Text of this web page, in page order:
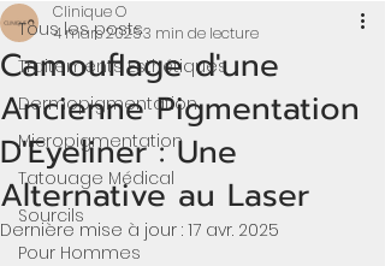
Tous les posts
Traitements Esthétiques
Dermopigmentation
Micropigmentation
Tatouage Médical
Sourcils
Pour Hommes
Camouflage d'une
Ancienne Pigmentation
D'Eyeliner : Une
Alternative au Laser
Clinique O
4 mars 20253 min de lecture
Dernière mise à jour : 17 avr. 2025